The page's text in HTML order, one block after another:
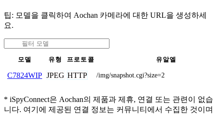
팁: 모델을 클릭하여 Aochan 카메라에 대한 URL을 생성하세
요.
모델 유형 프로토콜 유알엘
C7824WIP JPEG HTTP /img/snapshot.cgi?size=2
* iSpyConnect은 Aochan의 제품과 제휴, 연결 또는 관련이 없습
니다. 여기에 제공된 연결 정보는 커뮤니티에서 수집한 것이며